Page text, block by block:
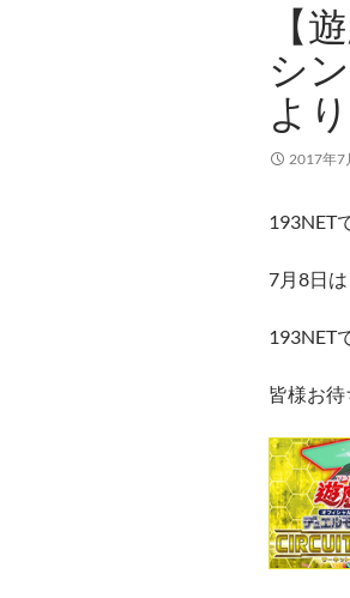
【
シ
よ
2017年7
193NET
7月8日は
193NET
皆様お待